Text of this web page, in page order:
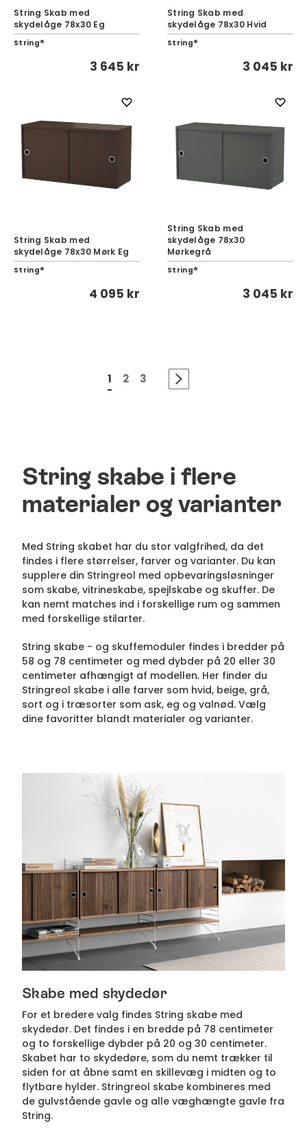
String Skab med
skydelåge 78x30 Eg
String®
3 645 kr
String Skab med
skydelåge 78x30 Hvid
String®
3 045 kr
String Skab med
skydelåge 78x30 Mørk Eg
String®
4 095 kr
String Skab med
skydelåge 78x30
Mørkegrå
String®
3 045 kr
1 2 3
String skabe i flere
materialer og varianter
Med String skabet har du stor valgfrihed, da det
findes i flere størrelser, farver og varianter. Du kan
supplere din Stringreol med opbevaringsløsninger
som skabe, vitrineskabe, spejlskabe og skuffer. De
kan nemt matches ind i forskellige rum og sammen
med forskellige stilarter.
String skabe - og skuffemoduler findes i bredder på
58 og 78 centimeter og med dybder på 20 eller 30
centimeter afhængigt af modellen. Her finder du
Stringreol skabe i alle farver som hvid, beige, grå,
sort og i træsorter som ask, eg og valnød. Vælg
dine favoritter blandt materialer og varianter.
Skabe med skydedør
For et bredere valg findes String skabe med
skydedør. Det findes i en bredde på 78 centimeter
og to forskellige dybder på 20 og 30 centimeter.
Skabet har to skydedøre, som du nemt trækker til
siden for at åbne samt en skillevæg i midten og to
flytbare hylder. Stringreol skabe kombineres med
de gulvstående gavle og alle væghængte gavle fra
String.